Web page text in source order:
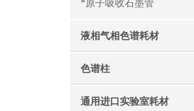
*原子吸收石墨管
液相气相色谱耗材
色谱柱
通用进口实验室耗材